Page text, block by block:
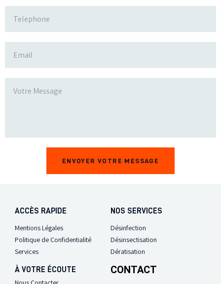
ACCÈS RAPIDE
Mentions Légales
Politique de Confidentialité
Services
NOS SERVICES
Désinfection
Désinsectisation
Dératisation
À VOTRE ÉCOUTE CONTACT